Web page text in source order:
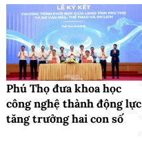
Phú Thọ đưa khoa học
công nghệ thành động lực
tăng trưởng hai con số